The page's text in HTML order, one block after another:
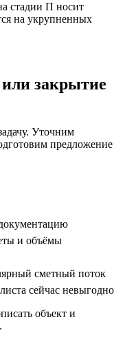
стадии П носит
на укрупненных
закрытие
Уточним
предложение
и объёмы
сметный поток
сейчас невыгодно
объект и